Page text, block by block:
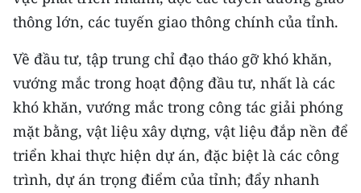
thông lớn, các tuyến giao thông chính của tỉnh.
Về đầu tư, tập trung chỉ đạo tháo gỡ khó khăn,
vướng mắc trong hoạt động đầu tư, nhất là các
khó khăn, vướng mắc trong công tác giải phóng
mặt bằng, vật liệu xây dựng, vật liệu đắp nền để
triển khai thực hiện dự án, đặc biệt là các công
trình, dự án trọng điểm của tỉnh; đẩy nhanh